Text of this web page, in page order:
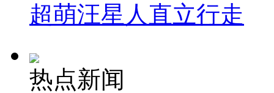
超萌汪星人直立行走
热点新闻